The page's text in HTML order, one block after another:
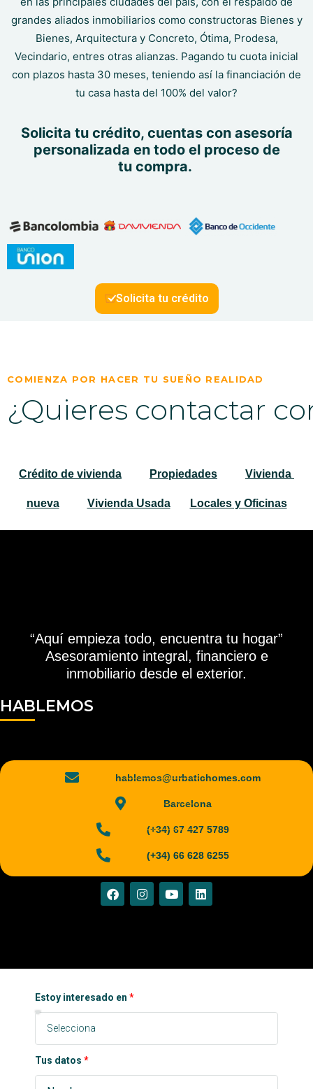
grandes aliados inmobiliarios como constructoras Bienes y
Bienes, Arquitectura y Concreto, Ótima, Prodesa,
Vecindario, entres otras alianzas. Pagando tu cuota inicial
con plazos hasta 30 meses, teniendo así la financiación de
tu casa hasta del 100% del valor?
Solicita tu crédito, cuentas con asesoría
personalizada en todo el proceso de
tu compra.
Solicita tu crédito
COMIENZA POR HACER TU SUEÑO REALIDAD
¿Quieres contactar
Crédito de vivienda Propiedades Vivienda
nueva Vivienda Usada Locales y Oficinas
“Aquí empieza todo, encuentra tu hogar”
Asesoramiento integral, financiero e
inmobiliario desde el exterior.
HABLEMOS
hablemos@urbatichomes.com
Barcelona
(+34) 67 427 5789
(+34) 66 628 6255
Estoy interesado en
Tus datos